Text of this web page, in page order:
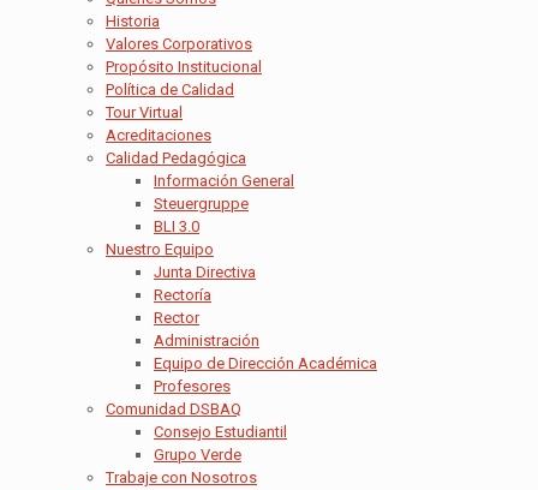
Historia
Valores Corporativos
Propósito Institucional
Política de Calidad
Tour Virtual
Acreditaciones
Calidad Pedagógica
Información General
Steuergruppe
BLI 3.0
Nuestro Equipo
Junta Directiva
Rectoría
Rector
Administración
Equipo de Dirección Académica
Profesores
Comunidad DSBAQ
Consejo Estudiantil
Grupo Verde
Trabaje con Nosotros